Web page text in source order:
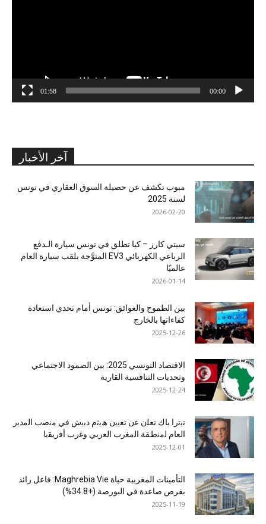
00:00
01:58
آخر الأخبار
مبوب تكشف عن حصيلة السوق العقاري في تونس
لسنة 2025
2026-02-20
سيتي كارز – كيا تطلق في تونس سيارة الـدفع
الرباعي الكهربائي EV3 المتوَّجة بلقب سيارة العام
عالميًا
2026-01-14
بين الطموح والعوائق: تونس أمام تحدي استعادة
كفاءاتها بالخارج
2025-12-26
الاقتصاد التونسي 2025: بين الصمود الاجتماعي
وتحديات التنافسية القارية
2025-12-24
ﺗﯾﺗرا ﺑﺎك ﺗﻌﻠن ﻋن ﺗﻌﯾﯾن ھﯾﺛم دﺑﯾش ﻓﻲ ﻣﻧﺻب اﻟﻣدﯾر
اﻟﻌﺎم ﻟﻣﻧطﻘﺔ اﻟﻣﻐرب اﻟﻌرﺑﻲ وﻏرب أﻓرﯾﻘﯾﺎ
2025-12-01
التأمينات المغربية حياة Maghrebia Vie: فاعل رائد
بفرص صاعدة في البورصة (+34.8%)
2025-11-19